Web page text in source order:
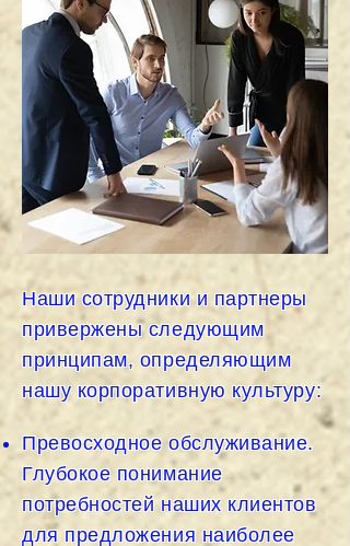
Наши сотрудники и партнеры
привержены следующим
принципам, определяющим
нашу корпоративную культуру:
Превосходное обслуживание.
Глубокое понимание
потребностей наших клиентов
для предложения наиболее